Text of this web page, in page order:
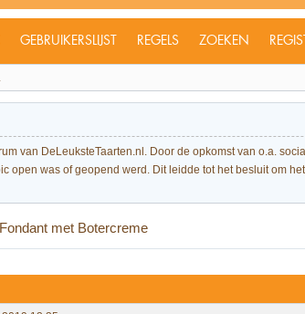
GEBRUIKERSLIJST REGELS ZOEKEN
van DeLeuksteTaarten.nl. Door de opkomst van o.a.
open was of geopend werd. Dit leidde tot het besluit om
Fondant met Botercreme